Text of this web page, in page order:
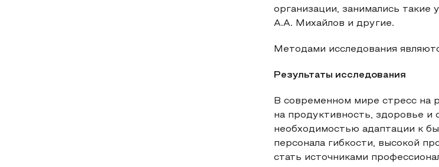
организации, занимались
А.А. Михайлов и другие.
Методами исследования
Результаты исследования
В современном мире стресс на
на продуктивность, здоровье и
необходимостью адаптации к
персонала гибкости, высокой
стать источниками